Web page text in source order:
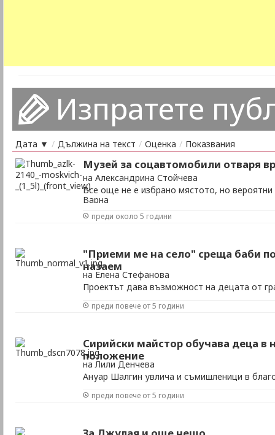
Изпратете
Дата ▼ / Дължина на текст / Оценка / Показвания
Музей за соцавтомобили отваря
на Александрина Стойчева
Все още не е избрано мястото, но
Варна
преди около 5 години
"Приеми ме на село" среща баби
назаем
на Елена Стефанова
Проектът дава възможност на децата от
селските бит, култура и традиции
преди повече от 5 години
Сирийски майстор обучава деца в
положение
на Лили Денчева
Ануар Шалгин увлича и съмишленици в
преди повече от 5 години